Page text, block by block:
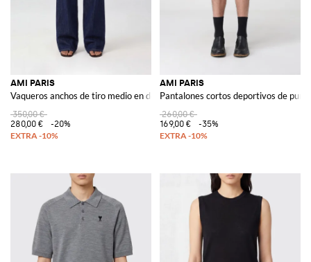
AMI PARIS
Vaqueros anchos de tiro medio en denim de algodón con costuras en
350,00 €
280,00 €
-20%
AMI PARIS
Pantalones cortos deportivos de
260,00 €
169,00 €
-35%